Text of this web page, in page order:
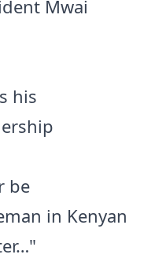
Mwai
his
be
in Kenyan